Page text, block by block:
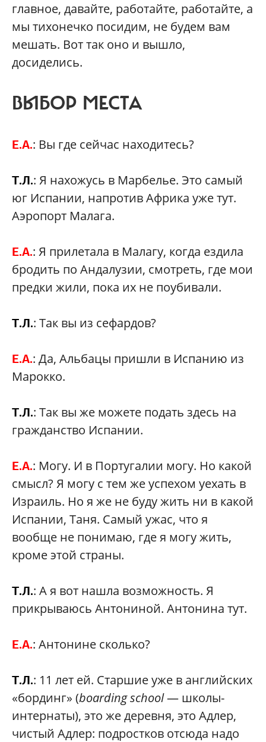
главное, давайте, работайте, работайте, а
мы тихонечко посидим, не будем вам
мешать. Вот так оно и вышло,
досиделись.
ВЫБОР МЕСТА
Е.А.: Вы где сейчас находитесь?
Т.Л.: Я нахожусь в Марбелье. Это самый
юг Испании, напротив Африка уже тут.
Аэропорт Малага.
Е.А.: Я прилетала в Малагу, когда ездила
бродить по Андалузии, смотреть, где мои
предки жили, пока их не поубивали.
Т.Л.: Так вы из сефардов?
Е.А.: Да, Альбацы пришли в Испанию из
Марокко.
Т.Л.: Так вы же можете подать здесь на
гражданство Испании.
Е.А.: Могу. И в Португалии могу. Но какой
смысл? Я могу с тем же успехом уехать в
Израиль. Но я же не буду жить ни в какой
Испании, Таня. Самый ужас, что я
вообще не понимаю, где я могу жить,
кроме этой страны.
Т.Л.: А я вот нашла возможность. Я
прикрываюсь Антониной. Антонина тут.
Е.А.: Антонине сколько?
Т.Л.: 11 лет ей. Старшие уже в английских
«бординг» (boarding school— школы-
интернаты), это же деревня, это Адлер,
чистый Адлер: подростков отсюда надо